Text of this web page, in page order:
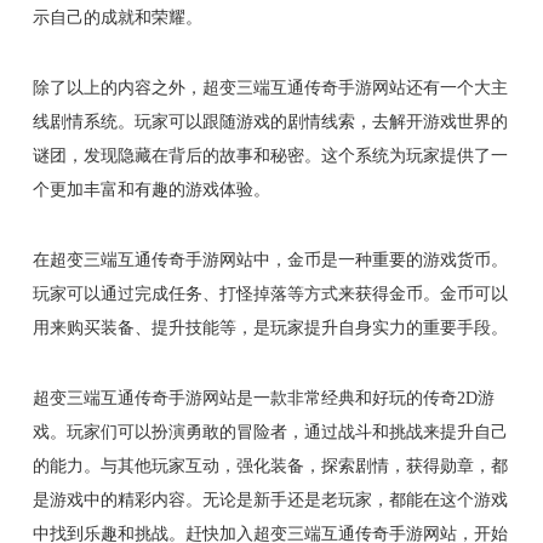
示自己的成就和荣耀。
除了以上的内容之外，超变三端互通传奇手游网站还有一个大主
线剧情系统。玩家可以跟随游戏的剧情线索，去解开游戏世界的
谜团，发现隐藏在背后的故事和秘密。这个系统为玩家提供了一
个更加丰富和有趣的游戏体验。
在超变三端互通传奇手游网站中，金币是一种重要的游戏货币。
玩家可以通过完成任务、打怪掉落等方式来获得金币。金币可以
用来购买装备、提升技能等，是玩家提升自身实力的重要手段。
超变三端互通传奇手游网站是一款非常经典和好玩的传奇2D游
戏。玩家们可以扮演勇敢的冒险者，通过战斗和挑战来提升自己
的能力。与其他玩家互动，强化装备，探索剧情，获得勋章，都
是游戏中的精彩内容。无论是新手还是老玩家，都能在这个游戏
中找到乐趣和挑战。赶快加入超变三端互通传奇手游网站，开始